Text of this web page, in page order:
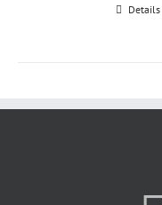
Details